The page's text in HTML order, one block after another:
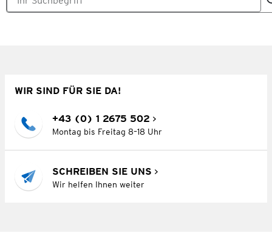
WIR SIND FÜR SIE DA!
+43 (0) 1 2675 502
Montag bis Freitag 8–18 Uhr
SCHREIBEN SIE UNS
Wir helfen Ihnen weiter